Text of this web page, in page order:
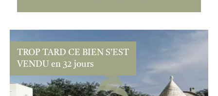
TROP TARD CE BIEN S’EST
VENDU en 32 jours